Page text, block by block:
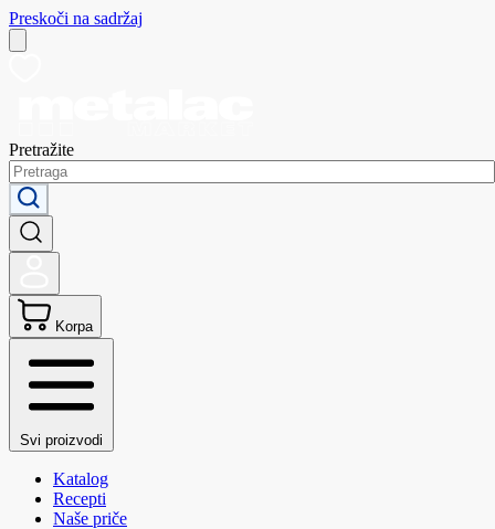
Preskoči na sadržaj
Pretražite
Korpa
Svi proizvodi
Katalog
Recepti
Naše priče